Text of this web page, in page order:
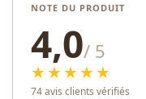
NOTE DU PRODUIT
4,0/ 5
★★★★★
74 avis clients vérifiés